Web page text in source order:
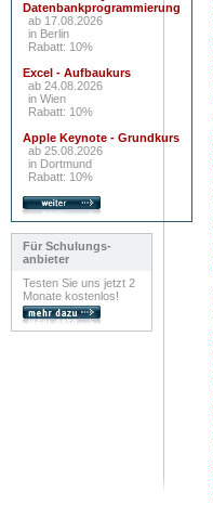
Datenbankprogrammierung
ab 17.08.2026
in Berlin
Rabatt: 10%
Excel - Aufbaukurs
ab 24.08.2026
in Wien
Rabatt: 10%
Apple Keynote - Grundkurs
ab 25.08.2026
in Dortmund
Rabatt: 10%
Für Schulungs-
anbieter
Testen Sie uns jetzt 2
Monate kostenlos!